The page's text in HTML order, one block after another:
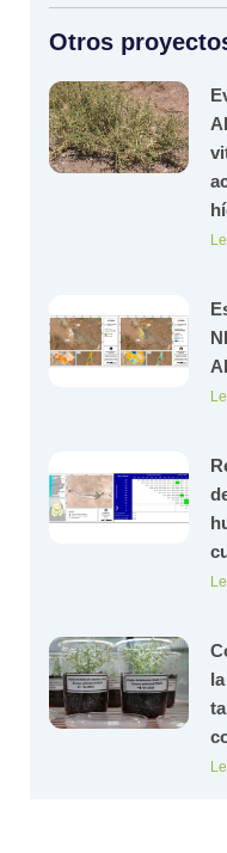
Otros